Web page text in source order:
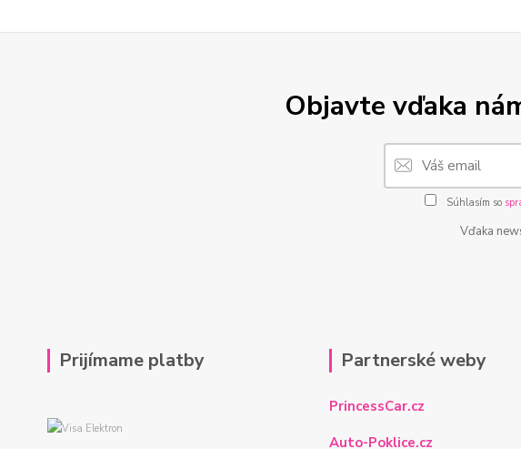
Objavte vďaka
Súhlasím so
Vďaka
Prijímame platby Partnerské weby
PrincessCar.cz
Auto-Poklice.cz